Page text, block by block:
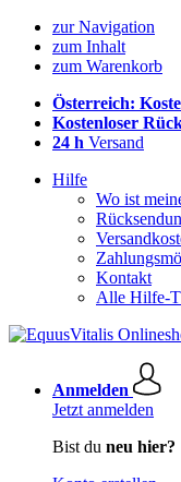
zur Navigation
zum Inhalt
zum Warenkorb
Österreich:
Kostenloser
24 h Versand
Hilfe
Wo ist
Kontakt
Alle Hilfe-
Anmelden
Jetzt anmelden
Bist du neu hier?